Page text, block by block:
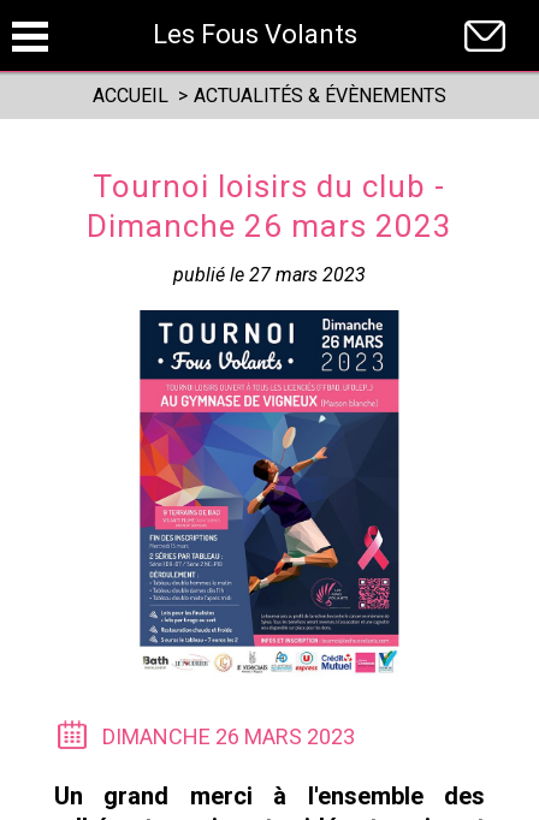
Les Fous Volants
ACCUEIL > ACTUALITÉS & ÉVÈNEMENTS
Tournoi loisirs du club -
Dimanche 26 mars 2023
publié le 27 mars 2023
DIMANCHE 26 MARS 2023
Un grand merci à l'ensemble des